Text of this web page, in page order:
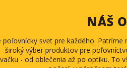
NÁŠ
svet pre každého.
široký výber produktov pre
- od oblečenia až po optiku.